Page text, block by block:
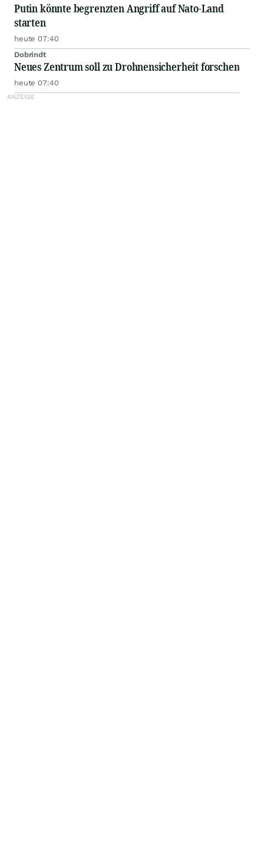
Putin könnte begrenzten Angriff auf Nato-Land
starten
heute 07:40
Dobrindt
Neues Zentrum soll zu Drohnensicherheit forschen
heute 07:40